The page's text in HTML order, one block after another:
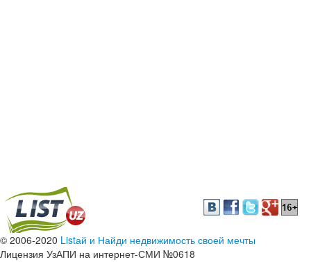
© 2006-2020 Listай и Найди недвижимость своей мечты
Лицензия УзАПИ на интернет-СМИ №0618